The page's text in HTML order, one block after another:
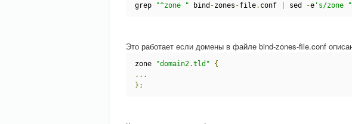
grep "^zone " bind -zones -file. conf sed -e 's/zone
Это работает если домены в файле bind-zones-file.conf
zone "domain2.tld"
{
...
};